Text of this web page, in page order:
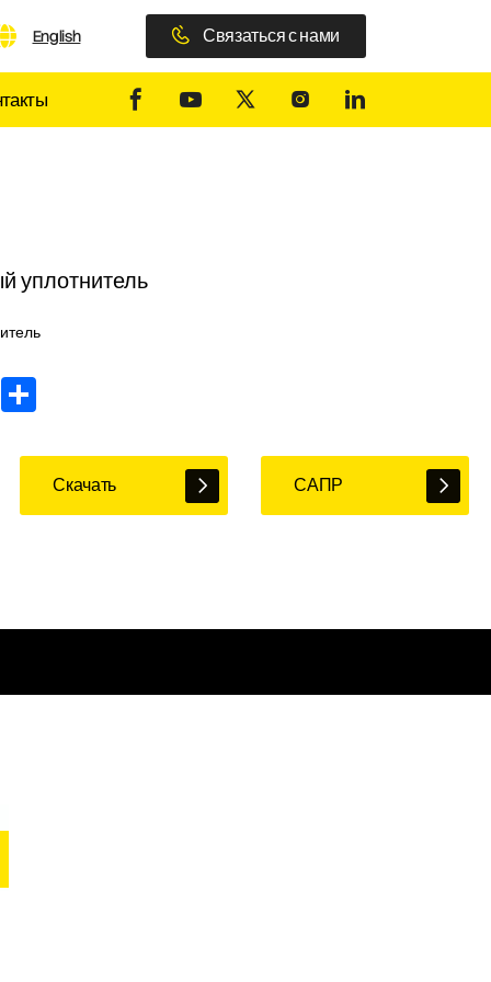
English Связаться с нами
уплотнитель
Share
Скачать САПР